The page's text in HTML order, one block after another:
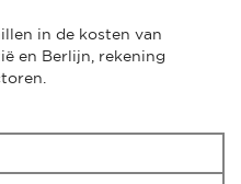
in de kosten van
en Berlijn, rekening